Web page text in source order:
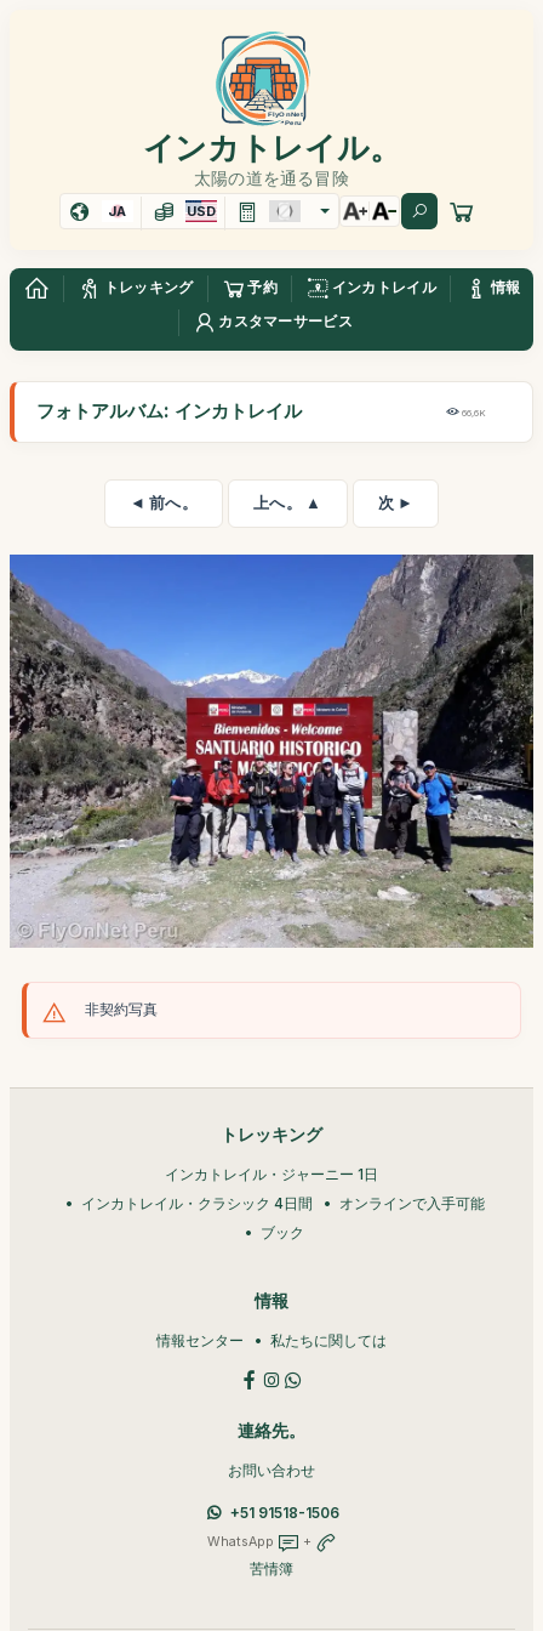
インカトレイル。
太陽の道を通る冒険
JA USD
トレッキング 予約 インカトレイル
情報
カスタマーサービス
フォトアルバム: インカトレイル 66,6K
◄ 前へ。 上へ。 ▲ 次 ►
非契約写真
トレッキング
インカトレイル・ジャーニー 1日
インカトレイル・クラシック 4日間
オンラインで入手可能
ブック
情報
情報センター 私たちに関しては
連絡先。
お問い合わせ
+51 91518-1506
WhatsApp +
苦情簿